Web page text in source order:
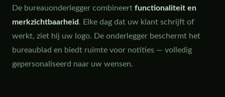
De bureauonderlegger combineert functionaliteit en
merkzichtbaarheid. Elke dag dat uw klant schrijft of
werkt, ziet hij uw logo. De onderlegger beschermt het
bureaublad en biedt ruimte voor notities — volledig
gepersonaliseerd naar uw wensen.